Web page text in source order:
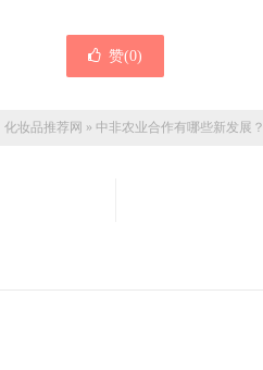
赞(0)
化妆品推荐网 » 中非农业合作有哪些新发展？